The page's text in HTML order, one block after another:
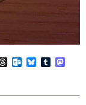
ThreadsOutlook.com
BlueskyTumblr